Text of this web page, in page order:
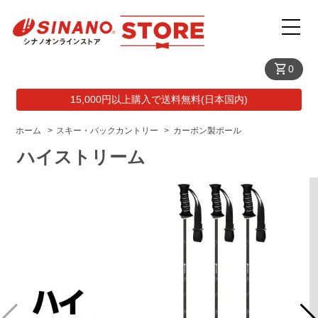
shopping_cart0
15,000円以上購入で送料無料(日本国内)
ホーム > スキー・バックカントリー > カーボン製ポール
ハイストリーム